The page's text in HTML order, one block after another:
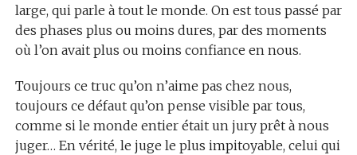
large, qui parle à tout le monde. On est tous passé par
des phases plus ou moins dures, par des moments
où l’on avait plus ou moins confiance en nous.
Toujours ce truc qu’on n’aime pas chez nous,
toujours ce défaut qu’on pense visible par tous,
comme si le monde entier était un jury prêt à nous
juger… En vérité, le juge le plus impitoyable, celui qui